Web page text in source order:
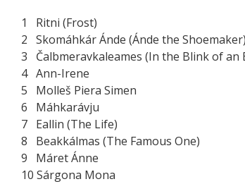
1 Ritni (Frost)
2 Skomáhkár Ánde (Ánde the Shoemaker)
3 Čalbmeravkaleames (In the Blink of an
4 Ann-Irene
5 Molleš Piera Simen
6 Máhkarávju
7 Eallin (The Life)
8 Beakkálmas (The Famous One)
9 Máret Ánne
10 Sárgona Mona